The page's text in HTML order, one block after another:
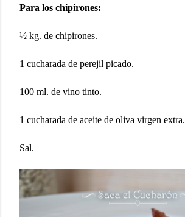
Para los chipirones:
½ kg. de chipirones.
1 cucharada de perejil picado.
100 ml. de vino tinto.
1 cucharada de aceite de oliva virgen extra.
Sal.